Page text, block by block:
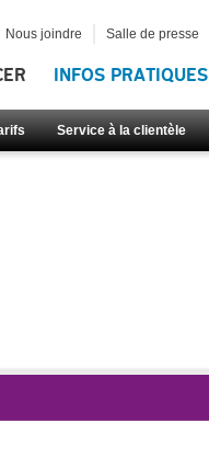
INFOS PRATIQUES
Service à la clientèle
Nous joindre Salle de presse